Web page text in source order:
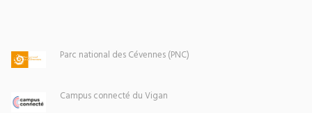
Parc national des Cévennes (PNC)
Campus connecté du Vigan